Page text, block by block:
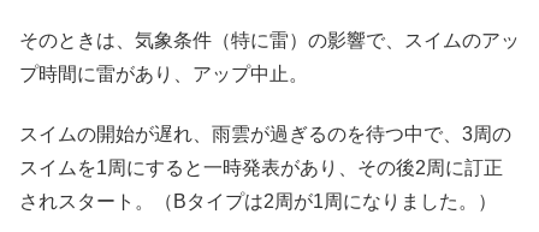
そのときは、気象条件（特に雷）の影響で、スイムのアッ
プ時間に雷があり、アップ中止。
スイムの開始が遅れ、雨雲が過ぎるのを待つ中で、3周の
スイムを1周にすると一時発表があり、その後2周に訂正
されスタート。（Bタイプは2周が1周になりました。）